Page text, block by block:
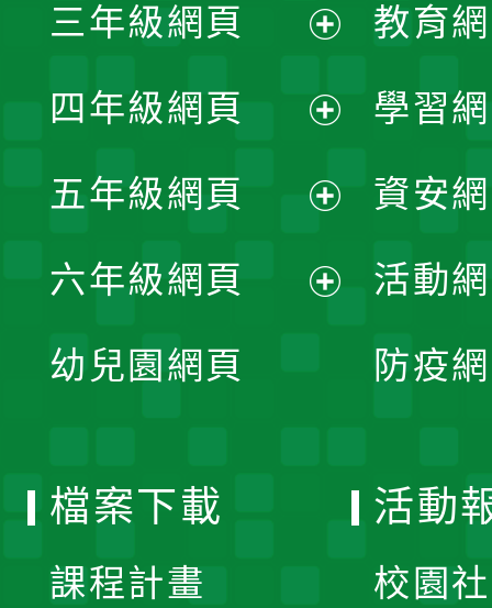
選
單
開
選
單
三年級網頁
開
選
單
四年級網頁
開
選
五年級網頁
開
六年級網頁
幼兒園網頁
教育
學習
資安
活動
防疫
檔案下載
課程計畫
活動
校園